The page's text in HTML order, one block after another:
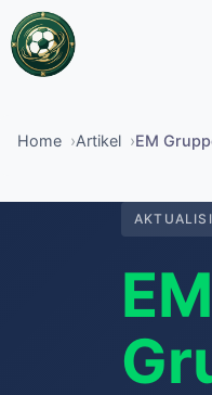
Home Artikel EM